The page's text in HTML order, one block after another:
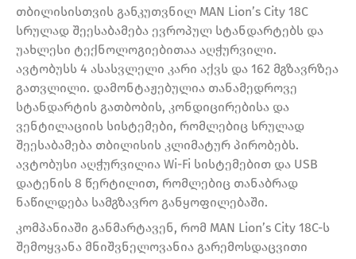
თბილისისთვის განკუთვნილ MAN Lion’s City 18C
სრულად შეესაბამება ევროპულ სტანდარტებს და
უახლესი ტექნოლოგიებითაა აღჭურვილი.
ავტობუსს 4 ასასვლელი კარი აქვს და 162 მგზავრზეა
გათვლილი. დამონტაჟებულია თანამედროვე
სტანდარტის გათბობის, კონდიცირებისა და
ვენტილაციის სისტემები, რომლებიც სრულად
შეესაბამება თბილისის კლიმატურ პირობებს.
ავტობუსი აღჭურვილია Wi-Fi სისტემებით და USB
დატენის 8 წერტილით, რომლებიც თანაბრად
ნაწილდება სამგზავრო განყოფილებაში.
კომპანიაში განმარტავენ, რომ MAN Lion’s City 18C-ს
შემოყვანა მნიშვნელოვანია გარემოსდაცვითი